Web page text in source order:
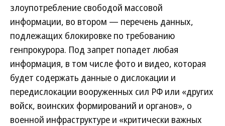
злоупотребление свободой массовой
информации, во втором — перечень данных,
подлежащих блокировке по требованию
генпрокурора. Под запрет попадет любая
информация, в том числе фото и видео, которая
будет содержать данные о дислокации и
передислокации вооруженных сил РФ или «других
войск, воинских формирований и органов», о
военной инфраструктуре и «критически важных